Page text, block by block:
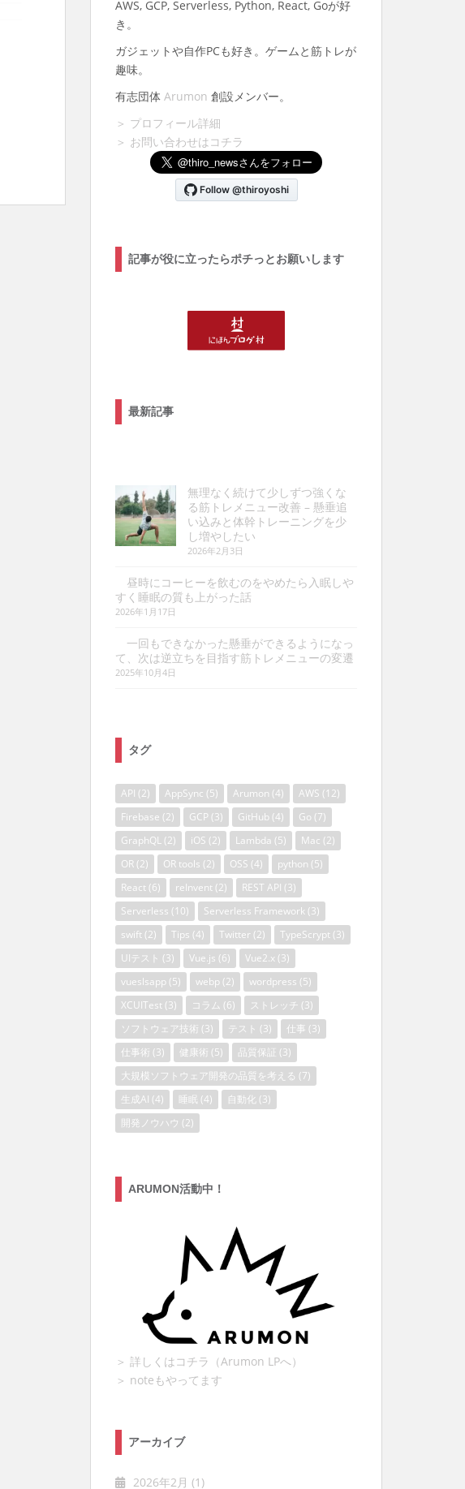
AWS, GCP, Serverless, Python, React, Goが好
き。
ガジェットや自作PCも好き。ゲームと筋トレが
趣味。
有志団体 Arumon 創設メンバー。
＞ プロフィール詳細
＞ お問い合わせはコチラ
記事が役に立ったらポチっとお願いします
最新記事
無理なく続けて少しずつ強くな
る筋トレメニュー改善 – 懸垂追
い込みと体幹トレーニングを少
し増やしたい
2026年2月3日
昼時にコーヒーを飲むのをやめたら入眠しや
すく睡眠の質も上がった話
2026年1月17日
一回もできなかった懸垂ができるようになっ
て、次は逆立ちを目指す筋トレメニューの変遷
2025年10月4日
タグ
API (2) AppSync (5) Arumon (4) AWS (12)
Firebase (2) GCP (3) GitHub (4) Go (7)
GraphQL (2) iOS (2) Lambda (5) Mac (2)
OR (2) OR tools (2) OSS (4) python (5)
React (6) reInvent (2) REST API (3)
Serverless (10) Serverless Framework (3)
swift (2) Tips (4) Twitter (2) TypeScrypt (3)
UIテスト (3) Vue.js (6) Vue2.x (3)
vueslsapp (5) webp (2) wordpress (5)
XCUITest (3) コラム (6) ストレッチ (3)
ソフトウェア技術 (3) テスト (3) 仕事 (3)
仕事術 (3) 健康術 (5) 品質保証 (3)
大規模ソフトウェア開発の品質を考える (7)
生成AI (4) 睡眠 (4) 自動化 (3)
開発ノウハウ (2)
ARUMON活動中！
＞ 詳しくはコチラ（Arumon LPへ）
＞ noteもやってます
アーカイブ
2026年2月 (1)